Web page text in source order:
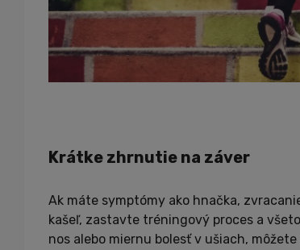
Krátke zhrnutie na záver
Ak máte symptómy ako hnačka,
kašeľ, zastavte tréningový proces a
nos alebo miernu bolesť v ušiach,